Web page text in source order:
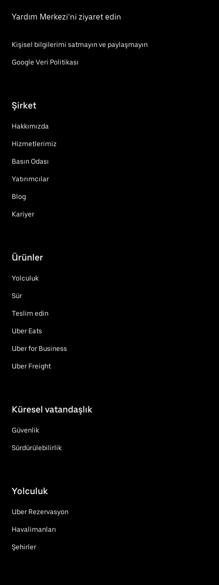
Yardım Merkezi’ni ziyaret edin
Kişisel bilgilerimi satmayın ve paylaşmayın
Google Veri Politikası
Şirket
Hakkımızda
Hizmetlerimiz
Basın Odası
Yatırımcılar
Blog
Kariyer
Ürünler
Yolculuk
Sür
Teslim edin
Uber Eats
Uber for Business
Uber Freight
Küresel vatandaşlık
Güvenlik
Sürdürülebilirlik
Yolculuk
Uber Rezervasyon
Havalimanları
Şehirler